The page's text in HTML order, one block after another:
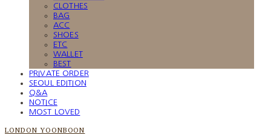
CLOTHES
BAG
ACC
SHOES
ETC
WALLET
BEST
PRIVATE ORDER
SEOUL EDITION
Q&A
NOTICE
MOST LOVED
LONDON YOONBOON